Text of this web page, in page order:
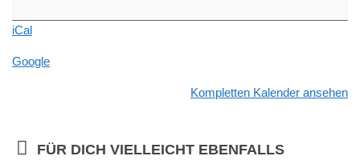
-
Hürsch
iCal
Google
Kompletten Kalender ansehen
FÜR DICH VIELLEICHT EBENFALLS